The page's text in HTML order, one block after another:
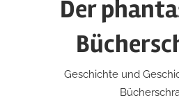
Der
Geschichte und